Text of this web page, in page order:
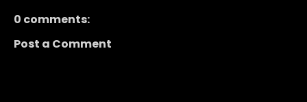
0 comments:
Post a Comment